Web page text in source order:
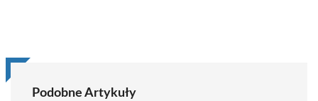
Podobne Artykuły